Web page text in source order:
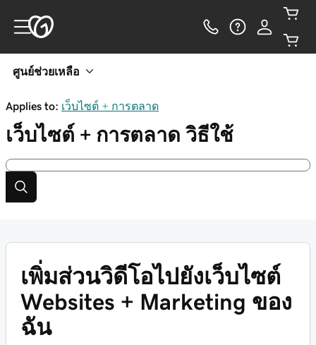
ศูนย์ช่วยเหลือ
Applies to: เว็บไซต์ + การตลาด
เว็บไซต์ + การตลาด วิธีใช้
เพิ่มส่วนวิดีโอไปยังเว็บไซต์
Websites + Marketing ของ
ฉัน